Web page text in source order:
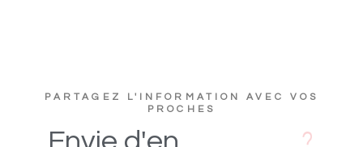
PARTAGEZ L'INFORMATION AVEC VOS
PROCHES